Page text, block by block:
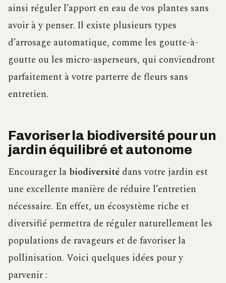
ainsi réguler l’apport en eau de vos plantes sans
avoir à y penser. Il existe plusieurs types
d’arrosage automatique, comme les goutte-à-
goutte ou les micro-asperseurs, qui conviendront
parfaitement à votre parterre de fleurs sans
entretien.
Favoriser la biodiversité pour un
jardin équilibré et autonome
Encourager la biodiversité dans votre jardin est
une excellente manière de réduire l’entretien
nécessaire. En effet, un écosystème riche et
diversifié permettra de réguler naturellement les
populations de ravageurs et de favoriser la
pollinisation. Voici quelques idées pour y
parvenir :